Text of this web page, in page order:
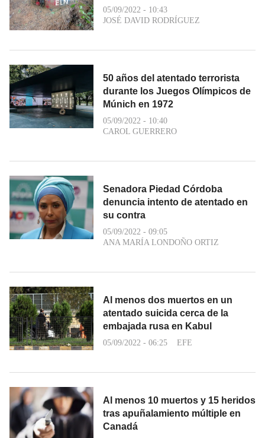
05/09/2022 - 10:43
JOSÉ DAVID RODRÍGUEZ
50 años del atentado terrorista
durante los Juegos Olímpicos de
Múnich en 1972
05/09/2022 - 10:40
CAROL GUERRERO
Senadora Piedad Córdoba
denuncia intento de atentado en
su contra
05/09/2022 - 09:05
ANA MARÍA LONDOÑO ORTIZ
Al menos dos muertos en un
atentado suicida cerca de la
embajada rusa en Kabul
05/09/2022 - 06:25 EFE
Al menos 10 muertos y 15 heridos
tras apuñalamiento múltiple en
Canadá